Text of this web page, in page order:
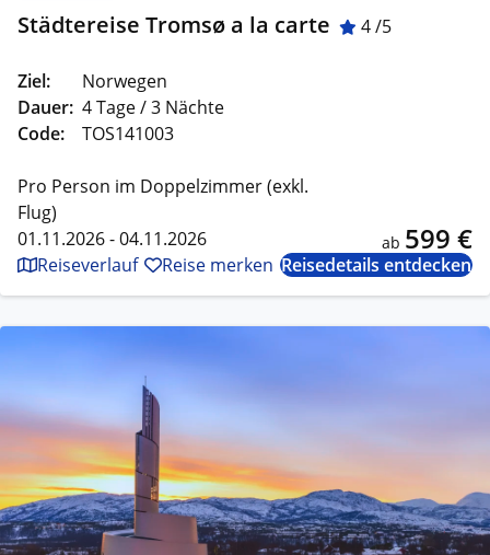
Städtereise Tromsø a la carte 4 /5
Ziel:
Norwegen
Dauer: 4 Tage / 3 Nächte
Code:
TOS141003
Pro Person im Doppelzimmer (exkl.
Flug)
01.11.2026 - 04.11.2026
ab 599 €
Reiseverlauf Reise merken Reisedetails entdecken